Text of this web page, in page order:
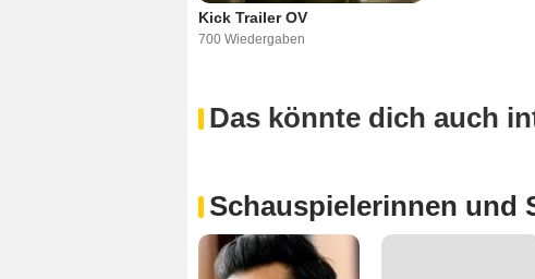
Kick Trailer OV
700 Wiedergaben
Das könnte dich auch
Schauspielerinnen und